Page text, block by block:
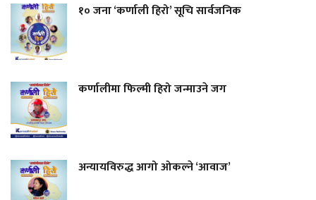
१० जना ‘कर्णाली हिरो’ सूचि सार्वजनिक
कर्णालीमा फिल्मी हिरो जन्माउने जग
अन्यायविरुद्ध आगो ओकल्ने ‘आवाज’